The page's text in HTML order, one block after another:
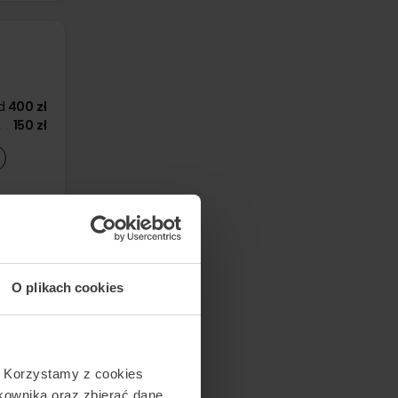
O plikach cookies
z cookies
oraz zbierać dane
400 zł
150 zł
170 zł